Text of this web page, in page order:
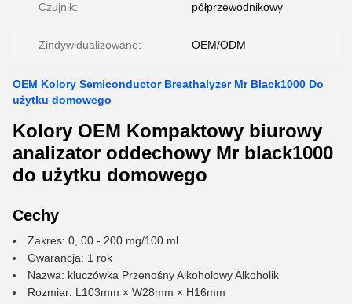
Czujnik: półprzewodnikowy
Zindywidualizowane: OEM/ODM
OEM Kolory Semiconductor Breathalyzer Mr Black1000 Do
użytku domowego
Kolory OEM Kompaktowy biurowy
analizator oddechowy Mr black1000
do użytku domowego
Cechy
Zakres: 0, 00 - 200 mg/100 ml
Gwarancja: 1 rok
Nazwa: kluczówka Przenośny Alkoholowy Alkoholik
Rozmiar: L103mm × W28mm × H16mm